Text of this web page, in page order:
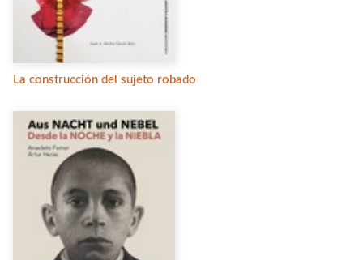
La construcción del sujeto robado